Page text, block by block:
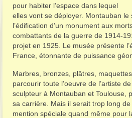
pour habiter l’espace dans lequel
elles vont se déployer. Montauban le
l’édification d’un monument aux
combattants de la guerre de 1914-
projet en 1925. Le musée présente
France, étonnante de puissance
Marbres, bronzes, plâtres,
parcourir toute l’oeuvre de l’artiste
sculpteur à Montauban et Toulouse,
sa carrière. Mais il serait trop long
mention spéciale quand même pour